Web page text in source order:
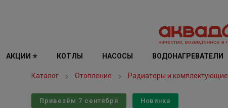
АКЦИИ ⭐ КОТЛЫ НАСОСЫ ВОДОНАГРЕВАТЕЛИ
Каталог Отопление Радиаторы и комплектующие
Привезём 7 сентября Новинка